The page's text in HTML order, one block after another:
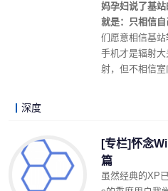
妈孕妇说了基
就是：只相信自
们愿意相信基
手机才是辐射
射，但不相信
深度
[专栏]怀念
篇
虽然经典的XP